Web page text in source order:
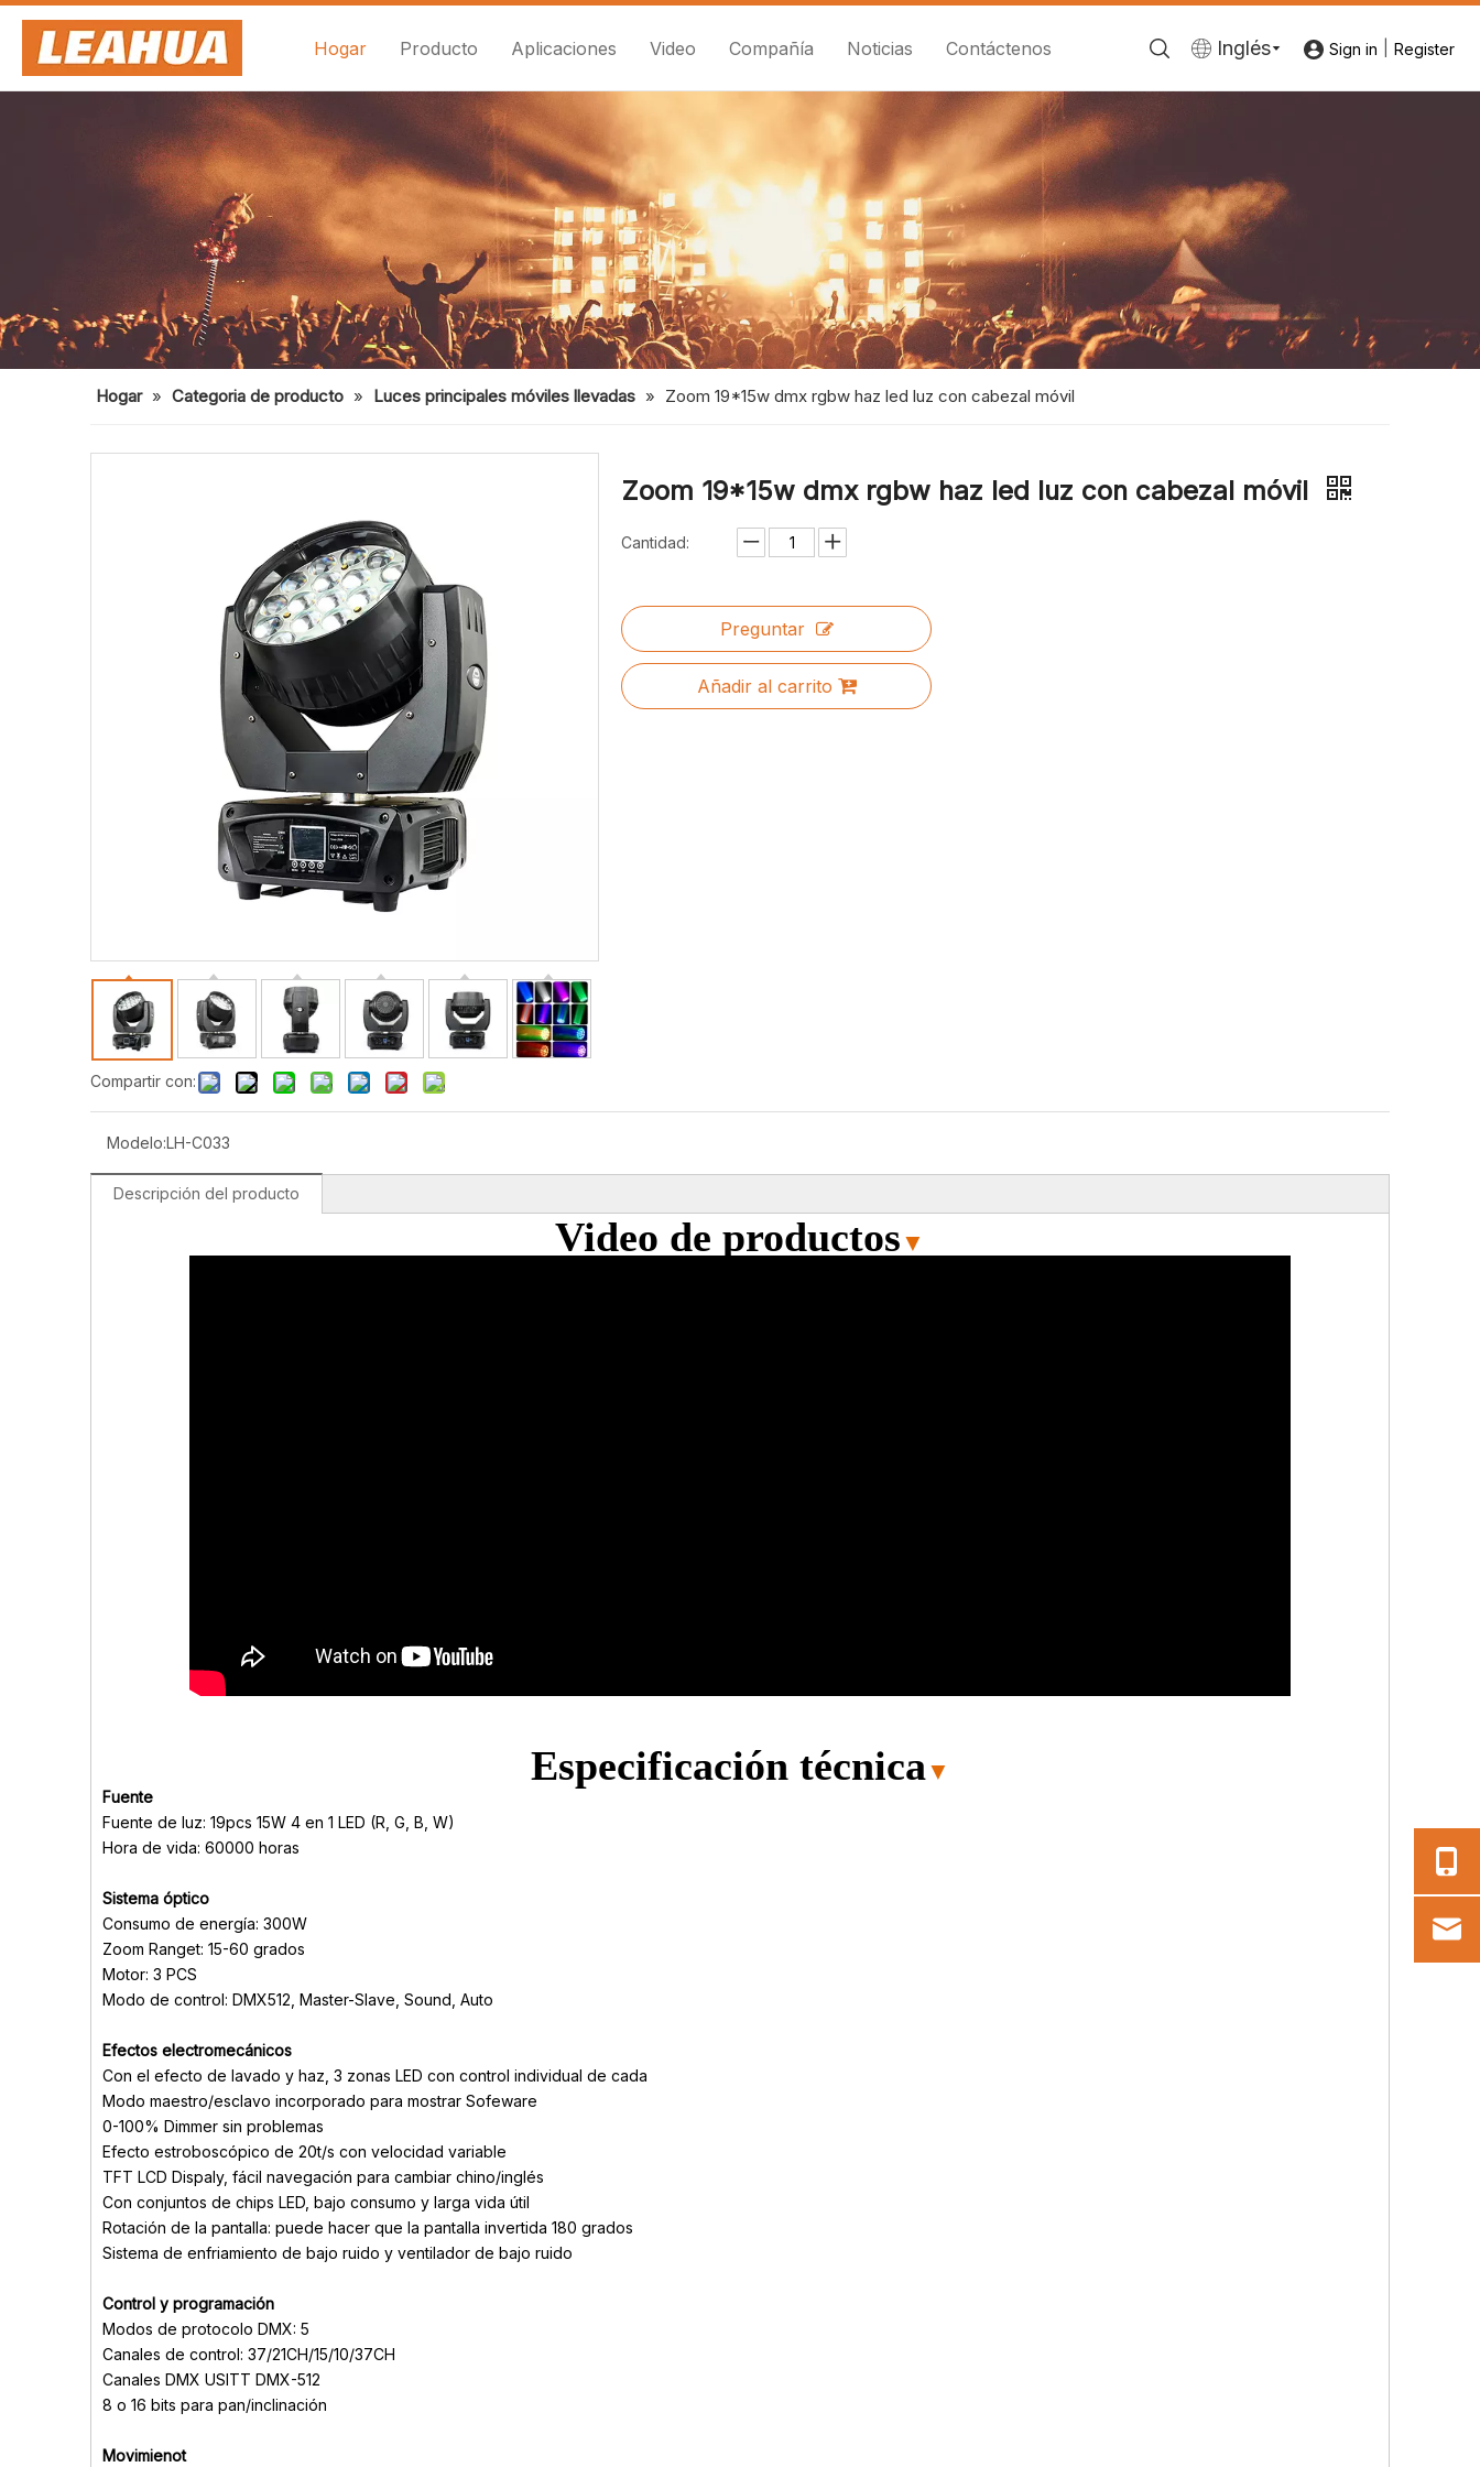
Hogar Producto Aplicaciones Video Compañía Noticias Contáctenos Inglés Sign in Register
Hogar » Categoria de producto » Luces principales móviles llevadas » Zoom 19*15w dmx rgbw haz led luz con cabezal móvil
Compartir con:
Zoom 19*15w dmx rgbw haz led luz con cabezal móvil
Cantidad:
Preguntar
Añadir al carrito
Modelo:LH-C033
Descripción del producto
Video de productos ▼
Especificación técnica▼
Fuente
Fuente de luz: 19pcs 15W 4 en 1 LED (R, G, B, W)
Hora de vida: 60000 horas
Sistema óptico
Consumo de energía: 300W
Zoom Ranget: 15-60 grados
Motor: 3 PCS
Modo de control: DMX512, Master-Slave, Sound, Auto
Efectos electromecánicos
Con el efecto de lavado y haz, 3 zonas LED con control individual de cada
Modo maestro/esclavo incorporado para mostrar Sofeware
0-100% Dimmer sin problemas
Efecto estroboscópico de 20t/s con velocidad variable
TFT LCD Dispaly, fácil navegación para cambiar chino/inglés
Con conjuntos de chips LED, bajo consumo y larga vida útil
Rotación de la pantalla: puede hacer que la pantalla invertida 180 grados
Sistema de enfriamiento de bajo ruido y ventilador de bajo ruido
Control y programación
Modos de protocolo DMX: 5
Canales de control: 37/21CH/15/10/37CH
Canales DMX USITT DMX-512
8 o 16 bits para pan/inclinación
Movimienot